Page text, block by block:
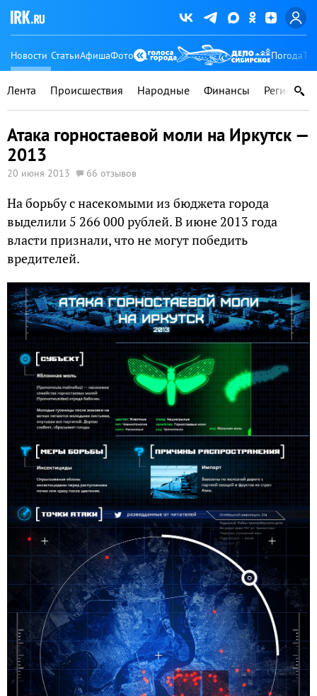
Новости СтатьиАфишаФото Погода
Лента Происшествия Народные Финансы Регионы
Атака горностаевой моли на Иркутск —
2013
20 июня 2013 66 отзывов
На борьбу с насекомыми из бюджета города
выделили 5 266 000 рублей. В июне 2013 года
власти признали, что не могут победить
вредителей.